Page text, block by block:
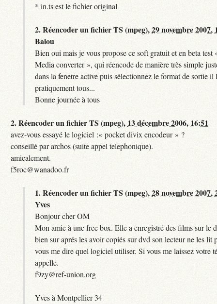
* in.ts est le fichier original
2.Réencoder un fichier TS (mpeg),29 novembre 2007,
Balou
Bien oui mais je vous propose ce soft gratuit et en beta
Media converter », qui réencode de manière très simple
dans la fenetre active puis sélectionnez le format de sortie il
pratiquement tous...
Bonne journée à tous
2.Réencoder un fichier TS (mpeg), 13 décembre 2006, 16:51
avez-vous essayé le logiciel :« pocket divix encodeur » ?
conseillé par archos (suite appel telephonique).
amicalement.
f5roc@wanadoo.fr
1.Réencoder un fichier TS (mpeg),28 novembre 2007,
Yves
Bonjour cher OM
Mon amie à une free box. Elle a enregistré des films sur le
bien sur aprés les avoir copiés sur dvd son lecteur ne les lit
vous me dire quel logiciel utiliser. Si vous me laissez votre
appelle.
f9zy@ref-union.org
Yves à Montpellier 34